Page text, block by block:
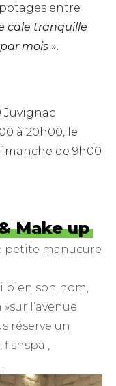
entre
cale tranquille
mois ».
Juvignac
à 20h00, le
de 9h00
Make up
petite manucure
bien son nom,
l’avenue
réserve un
fishspa ,